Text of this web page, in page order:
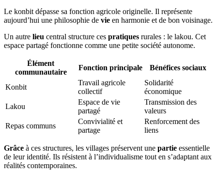
Le konbit dépasse sa fonction agricole originelle. Il représente
aujourd’hui une philosophie de vie en harmonie et de bon voisinage.
Un autre lieu central structure ces pratiques rurales : le lakou. Cet
espace partagé fonctionne comme une petite société autonome.
Élément
communautaire
Fonction principale Bénéfices sociaux
Konbit
Travail agricole
collectif
Solidarité
économique
Lakou
Espace de vie
partagé
Transmission des
valeurs
Repas communs
Convivialité et
partage
Renforcement des
liens
Grâce à ces structures, les villages préservent une partie essentielle
de leur identité. Ils résistent à l’individualisme tout en s’adaptant aux
réalités contemporaines.